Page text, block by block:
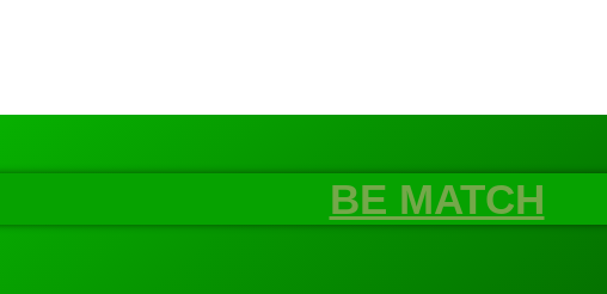
BE MATCH